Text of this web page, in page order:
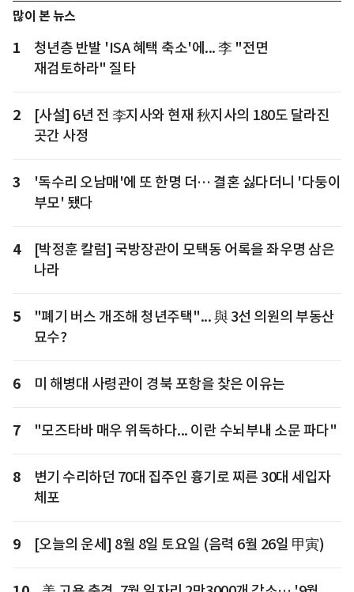
많이 본 뉴스
1
청년층 반발 'ISA 혜택 축소'에... 李 "전면
재검토하라" 질타
2
[사설] 6년 전 李지사와 현재 秋지사의 180도 달라진
곳간 사정
3
'독수리 오남매'에 또 한명 더… 결혼 싫다더니 '다둥이
부모' 됐다
4
[박정훈 칼럼] 국방장관이 모택동 어록을 좌우명 삼은
나라
5
"폐기 버스 개조해 청년주택"... 與 3선 의원의 부동산
묘수?
6 미 해병대 사령관이 경북 포항을 찾은 이유는
7 "모즈타바 매우 위독하다... 이란 수뇌부내 소문 파다"
8
변기 수리하던 70대 집주인 흉기로 찌른 30대 세입자
체포
9 [오늘의 운세] 8월 8일 토요일 (음력 6월 26일 甲寅)